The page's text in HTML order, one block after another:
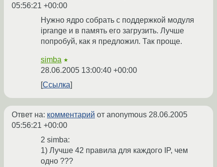
05:56:21 +00:00
Нужно ядро собрать с поддержкой модуля
iprange и в память его загрузить. Лучше
попробуй, как я предложил. Так проще.
simba ★
28.06.2005 13:00:40 +00:00
Ссылка
Ответ на: комментарий от anonymous 28.06.2005
05:56:21 +00:00
2 simba:
1) Лучше 42 правила для каждого IP, чем
одно ???